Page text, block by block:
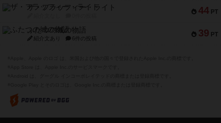
44 PT
ザ・フラッフィー・ライト
39 PT
ふたつの城の物語
紹介文あり 6件の投稿